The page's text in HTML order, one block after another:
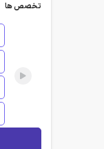
تخصص ها